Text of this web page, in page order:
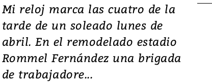
Mi reloj marca las cuatro de la
tarde de un soleado lunes de
abril. En el remodelado estadio
Rommel Fernández una brigada
de trabajadore...
Video, Japón: Terremoto
deja heridos y graves
daños en Kumamoto